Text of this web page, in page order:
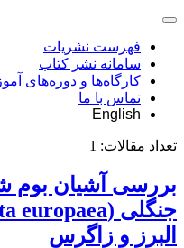
فهرست نشریات
سامانه نشر کتاب
کارگاه‌ها و دوره‌های
تماس با ما
English
تعداد مقالات: 1
بررسی آشیان بوم
البرز و زاگرس